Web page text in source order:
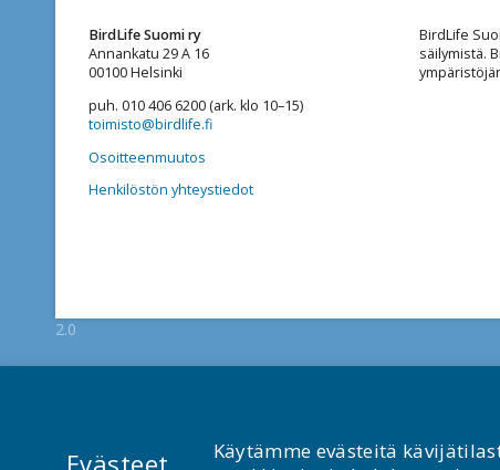
BirdLife Suomi ry
Annankatu 29 A 16
00100 Helsinki
puh. 010 406 6200 (ark. klo 10–15)
toimisto@birdlife.fi
Osoitteenmuutos
Henkilöstön yhteystiedot
BirdLife
säilymistä.
2.0
Evästeet
Käytämme evästeitä